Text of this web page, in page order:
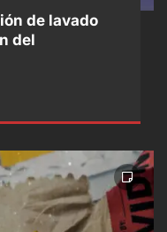
de lavado
del